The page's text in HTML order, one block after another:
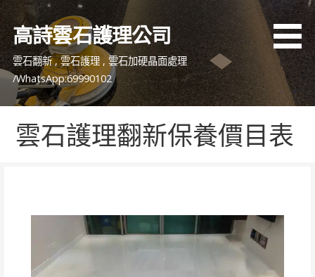
跳
至
主
要
高詩雲石護理公司
雲石翻新 , 雲石護理 , 雲石加硬晶面處理
/WhatsApp:69990102
雲石護理翻新保養價目表